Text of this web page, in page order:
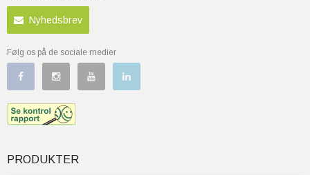
Nyhedsbrev
Følg os på de sociale medier
PRODUKTER